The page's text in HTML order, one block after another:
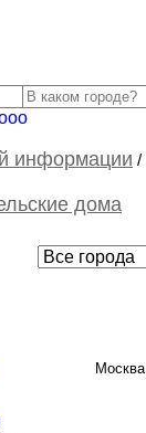
информации /
дома
Москва